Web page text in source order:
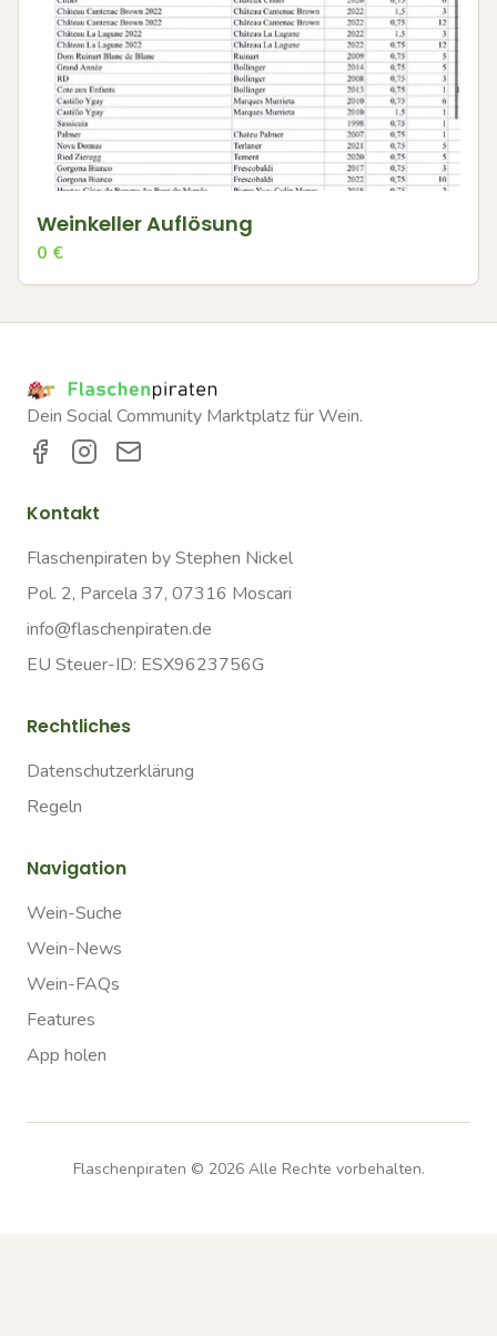
Weinkeller Auflösung
0 €
Dein Social Community Marktplatz für Wein.
Kontakt
Flaschenpiraten by Stephen Nickel
Pol. 2, Parcela 37, 07316 Moscari
info@flaschenpiraten.de
EU Steuer-ID: ESX9623756G
Rechtliches
Datenschutzerklärung
Regeln
Navigation
Wein-Suche
Wein-News
Wein-FAQs
Features
App holen
Flaschenpiraten © 2026Alle Rechte vorbehalten.